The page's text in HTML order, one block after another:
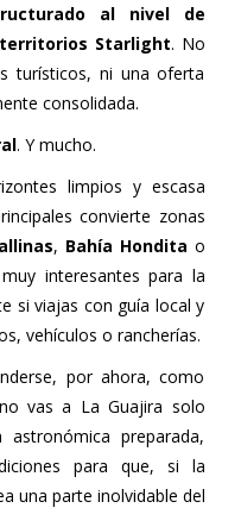
al nivel de
Starlight. No
turísticos, ni una oferta
consolidada.
. Y mucho.
limpios y escasa
convierte zonas
, Bahía Hondita o
interesantes para la
si viajas con guía local y
vehículos o rancherías.
por ahora, como
vas a La Guajira solo
preparada,
para que, si la
una parte inolvidable del